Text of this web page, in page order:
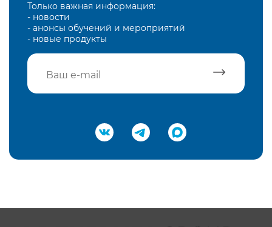
Только важная информация:
- новости
- анонсы обучений и мероприятий
- новые продукты
Подтвердить e-mail